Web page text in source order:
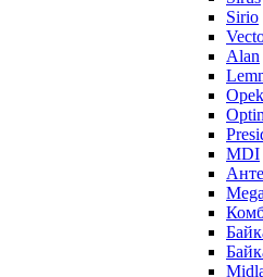
Sirio
Alan
Opek
MDI